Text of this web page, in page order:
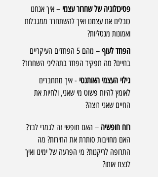
פסיכולוגיה של שחרור עצמי – איך אנחנו
כובלים את עצמנו ואיך להשתחרר ממגבלות
ואמונות מנטליות?
הפחד לעוף
– מהם 5 הפחדים העיקריים
בחיים? מה תפקיד הפחד בתהליכי השחרור?
גילוי העצמי האותנטי - איך מתחברים
לאומץ להיות פשוט מי שאני, ולחיות את
החיים שאני רוצה?
רוח חופשיה – האם חופשי זה לגמרי לבד?
האם מחויבות סותרת את החירות? מה
התרופה לריקנות? מי הפרעה של ימינו ואיך
לנצח אותו?